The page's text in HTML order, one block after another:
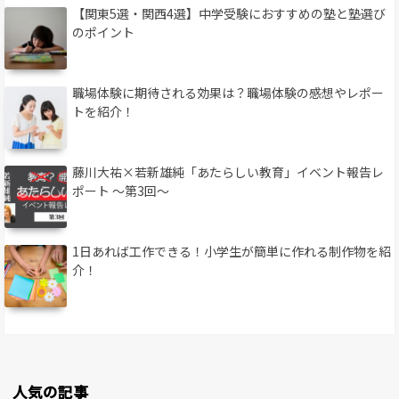
【関東5選・関西4選】中学受験におすすめの塾と塾選び
のポイント
職場体験に期待される効果は？職場体験の感想やレポー
トを紹介！
藤川大祐×若新雄純「あたらしい教育」イベント報告レ
ポート 〜第3回〜
1日あれば工作できる！小学生が簡単に作れる制作物を紹
介！
人気の記事